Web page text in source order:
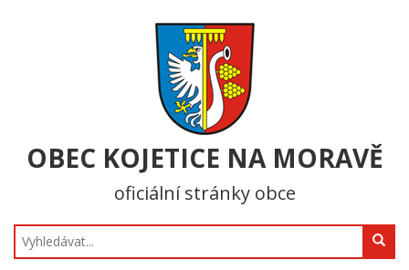
OBEC KOJETICE NA MORAVĚ
oficiální stránky obce
Hledat